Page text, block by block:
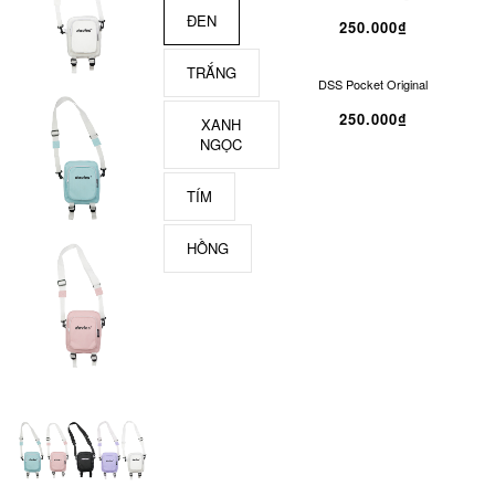
ĐEN
TRẮNG
XANH
NGỌC
TÍM
HỒNG
250.000₫
DSS Pocket Original
250.000₫